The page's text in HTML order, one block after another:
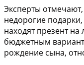
Эксперты
недорогие
находят презент
бюджетным
рождение сына,